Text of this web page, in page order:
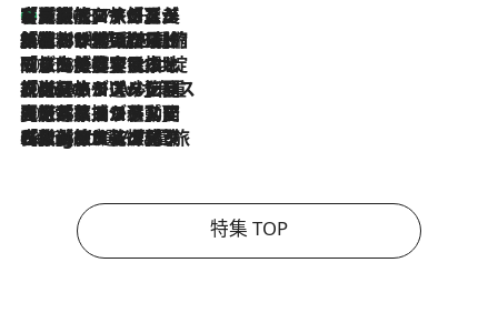
2026.8.7
【厳選旅コスメ】「多機能アイテムがメイン！」旅好き美容エディターが選んだ夏旅ベストコスメを発表【Mサイズジップ】
2026.8.6
「荷物が増えるほど旅ストレスは増す」美容ジャーナリストがたどり着いた最終結論。“化粧品を劇的に減らす”感動の凝縮美容とは
2026.8.6
「旅先には金髪ウィッグを持参」日本と同じメイクでは損してる!? 美容ジャーナリストが提案する“掟破りの旅美容”とは
2026.8.6
【厳選旅コスメ】「身軽さ＆UV対策重視！」ヘアアーティストshucoが選んだ夏旅ベストコスメを発表【Mサイズジップ】
2026.8.5
【厳選旅コスメ】国内をあちこち移動する河井菜摘が選んだ夏旅ベストコスメ発表！「リラックスアイテムはマスト」【Mサイズジップ】
2026.8.4
【厳選旅コスメ】「紫外線＆乾燥対策しながらメイク感も！」ヘア＆メイクGeorgeが選んだ夏旅ベストコスメを発表！【Mサイズジップ】
特集 TOP